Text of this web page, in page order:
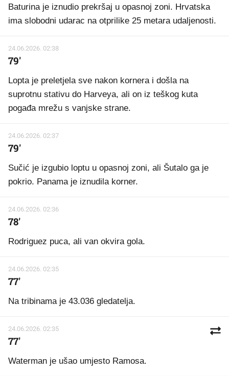
Baturina je iznudio prekršaj u opasnoj zoni. Hrvatska
ima slobodni udarac na otprilike 25 metara udaljenosti.
24.06.2026. 02:38
79'
Lopta je preletjela sve nakon kornera i došla na
suprotnu stativu do Harveya, ali on iz teškog kuta
pogađa mrežu s vanjske strane.
24.06.2026. 02:37
79'
Sučić je izgubio loptu u opasnoj zoni, ali Šutalo ga je
pokrio. Panama je iznudila korner.
24.06.2026. 02:36
78'
Rodriguez puca, ali van okvira gola.
24.06.2026. 02:35
77'
Na tribinama je 43.036 gledatelja.
24.06.2026. 02:35
77'
Waterman je ušao umjesto Ramosa.